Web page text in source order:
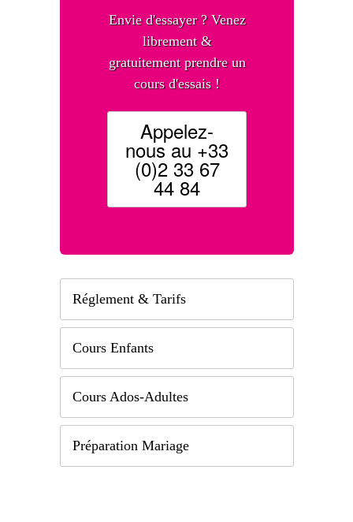
Envie d'essayer ? Venez
librement &
gratuitement prendre un
cours d'essais !
Appelez-
nous au +33
(0)2 33 67
44 84
Réglement & Tarifs
Cours Enfants
Cours Ados-Adultes
Préparation Mariage